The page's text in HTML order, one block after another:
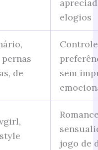
elogios
de
sem
jogo de